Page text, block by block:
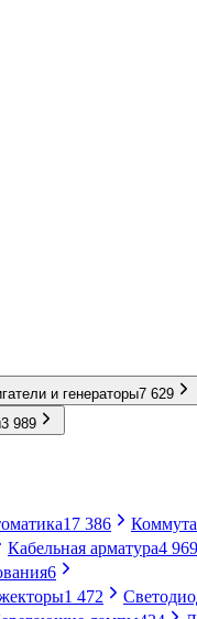
и генераторы7 629
3 989
17 386
Кабельная арматура4 969
6
1 472